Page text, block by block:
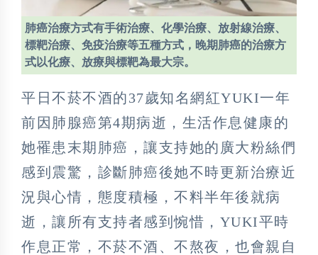
肺癌治療方式有手術治療、化學治療、放射線治療、
標靶治療、免疫治療等五種方式，晚期肺癌的治療方
式以化療、放療與標靶為最大宗。
平日不菸不酒的37歲知名網紅YUKI一年
前因肺腺癌第4期病逝，生活作息健康的
她罹患末期肺癌，讓支持她的廣大粉絲們
感到震驚，診斷肺癌後她不時更新治療近
況與心情，態度積極，不料半年後就病
逝，讓所有支持者感到惋惜，YUKI平時
作息正常，不菸不酒、不熬夜，也會親自